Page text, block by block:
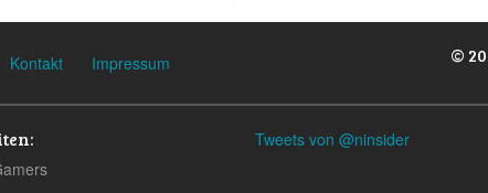
Kontakt Impressum ©
Tweets von @ninsider